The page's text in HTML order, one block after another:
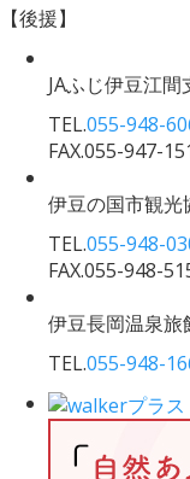
【後援】
JAふじ伊豆江間
TEL.055-948-
FAX.055-947-
伊豆の国市観光
TEL.055-948-
FAX.055-948-
伊豆長岡温泉旅
TEL.055-948-